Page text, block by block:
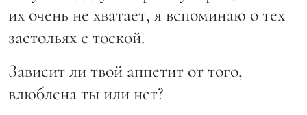
их очень не хватает, я вспоминаю о тех
застольях с тоской.
Зависит ли твой аппетит от того,
влюблена ты или нет?